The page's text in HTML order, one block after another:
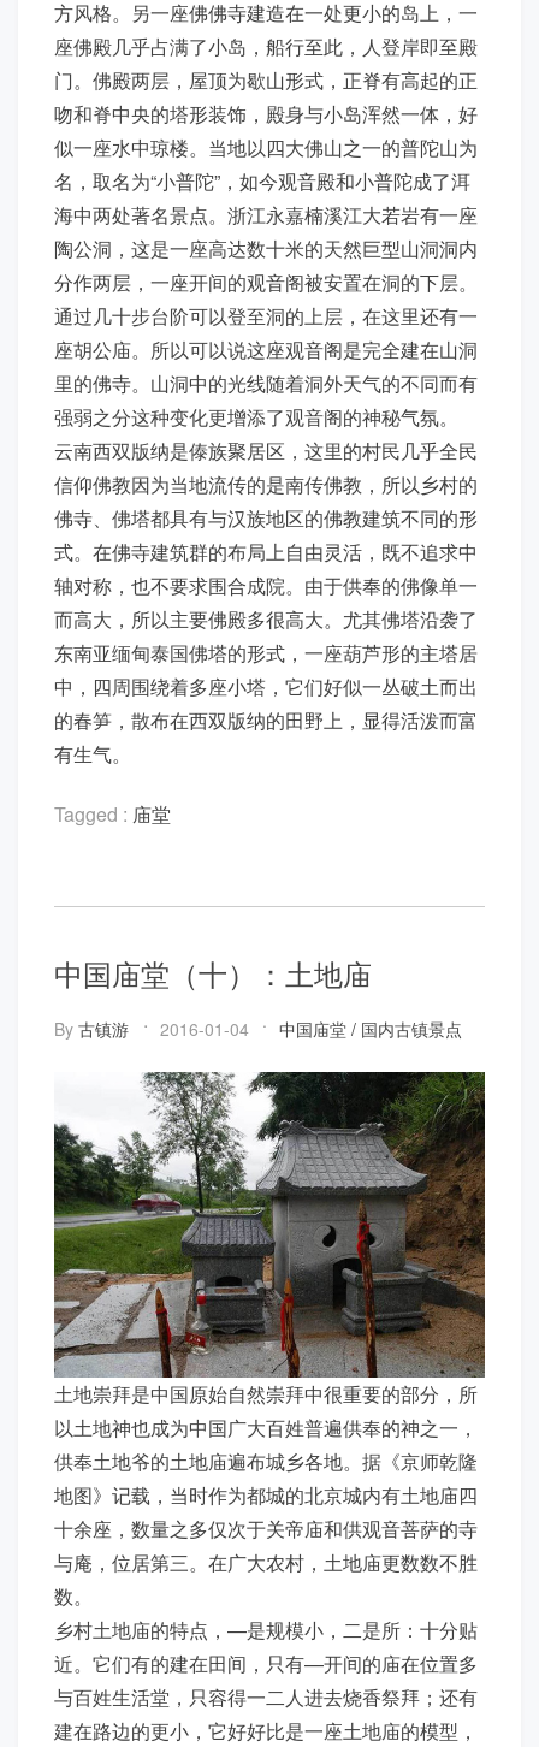
方风格。另一座佛佛寺建造在一处更小的岛上，一
座佛殿几乎占满了小岛，船行至此，人登岸即至殿
门。佛殿两层，屋顶为歇山形式，正脊有高起的正
吻和脊中央的塔形装饰，殿身与小岛浑然一体，好
似一座水中琼楼。当地以四大佛山之一的普陀山为
名，取名为“小普陀”，如今观音殿和小普陀成了洱
海中两处著名景点。浙江永嘉楠溪江大若岩有一座
陶公洞，这是一座高达数十米的天然巨型山洞洞内
分作两层，一座开间的观音阁被安置在洞的下层。
通过几十步台阶可以登至洞的上层，在这里还有一
座胡公庙。所以可以说这座观音阁是完全建在山洞
里的佛寺。山洞中的光线随着洞外天气的不同而有
强弱之分这种变化更增添了观音阁的神秘气氛。
云南西双版纳是傣族聚居区，这里的村民几乎全民
信仰佛教因为当地流传的是南传佛教，所以乡村的
佛寺、佛塔都具有与汉族地区的佛教建筑不同的形
式。在佛寺建筑群的布局上自由灵活，既不追求中
轴对称，也不要求围合成院。由于供奉的佛像单一
而高大，所以主要佛殿多很高大。尤其佛塔沿袭了
东南亚缅甸泰国佛塔的形式，一座葫芦形的主塔居
中，四周围绕着多座小塔，它们好似一丛破土而出
的春笋，散布在西双版纳的田野上，显得活泼而富
有生气。
Tagged : 庙堂
中国庙堂（十）：土地庙
By 古镇游 2016-01-04 中国庙堂 / 国内古镇景点
土地崇拜是中国原始自然崇拜中很重要的部分，所
以土地神也成为中国广大百姓普遍供奉的神之一，
供奉土地爷的土地庙遍布城乡各地。据《京师乾隆
地图》记载，当时作为都城的北京城内有土地庙四
十余座，数量之多仅次于关帝庙和供观音菩萨的寺
与庵，位居第三。在广大农村，土地庙更数数不胜
数。
乡村土地庙的特点，—是规模小，二是所：十分贴
近。它们有的建在田间，只有—开间的庙在位置多
与百姓生活堂，只容得一二人进去烧香祭拜；还有
建在路边的更小，它好好比是一座土地庙的模型，